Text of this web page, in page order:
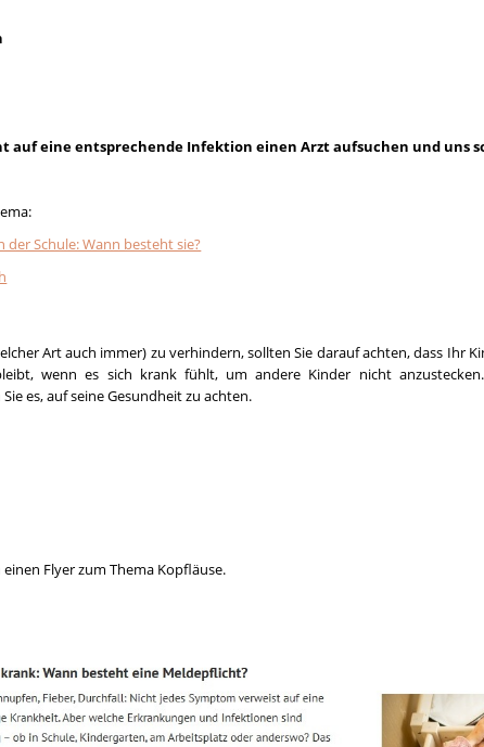
auf eine entsprechende Infektion einen Arzt aufsuchen und uns
Schule: Wann besteht sie?
Art auch immer) zu verhindern, sollten Sie darauf achten, dass Ihr
wenn es sich krank fühlt, um andere Kinder nicht
es, auf seine Gesundheit zu achten.
Flyer zum Thema Kopfläuse.